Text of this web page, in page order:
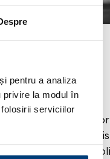
pentru a analiza
privire la modul în
serviciilor
auto si
producator de
din